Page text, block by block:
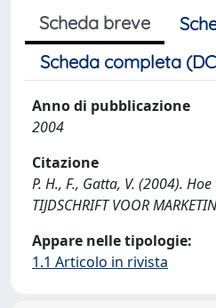
Scheda breve
Scheda completa
Anno di pubblicazione
2004
Citazione
P. H., F., Gatta, V. (2004).
TIJDSCHRIFT VOOR
Appare nelle tipologie:
1.1 Articolo in rivista